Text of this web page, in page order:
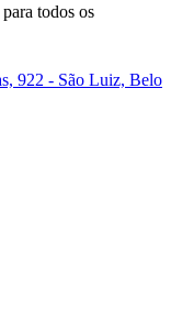
todos os
922 - São Luiz, Belo